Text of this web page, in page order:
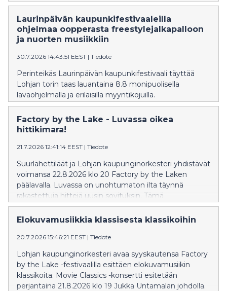
esitetään Beethovenin, Stravinskyn ja Haydnin teoksia.
Solistina Emil Holmström. Liput ennakkoon
NetTicketistä.
Laurinpäivän kaupunkifestivaaleilla
ohjelmaa oopperasta freestylejalkapalloon
ja nuorten musiikkiin
30.7.2026 14:43:51 EEST | Tiedote
Perinteikäs Laurinpäivän kaupunkifestivaali täyttää
Lohjan torin taas lauantaina 8.8 monipuolisella
lavaohjelmalla ja erilaisilla myyntikojuilla.
Factory by the Lake - Luvassa oikea
hittikimara!
21.7.2026 12:41:14 EEST | Tiedote
Suurlähettiläät ja Lohjan kaupunginorkesteri yhdistävät
voimansa 22.8.2026 klo 20 Factory by the Laken
päälavalla. Luvassa on unohtumaton ilta täynnä
rakastettuja hittejä uusin sovituksin. Tämä
ainutlaatuinen konsertti kutsuu yleisön laulamaan ja
tunnelmoimaan. Liput saatavilla NetTicket.fi-sivustolla.
Elokuvamusiikkia klassisesta klassikoihin
20.7.2026 15:46:21 EEST | Tiedote
Lohjan kaupunginorkesteri avaa syyskautensa Factory
by the Lake -festivaalilla esittäen elokuvamusiikin
klassikoita. Movie Classics -konsertti esitetään
perjantaina 21.8.2026 klo 19 Jukka Untamalan johdolla.